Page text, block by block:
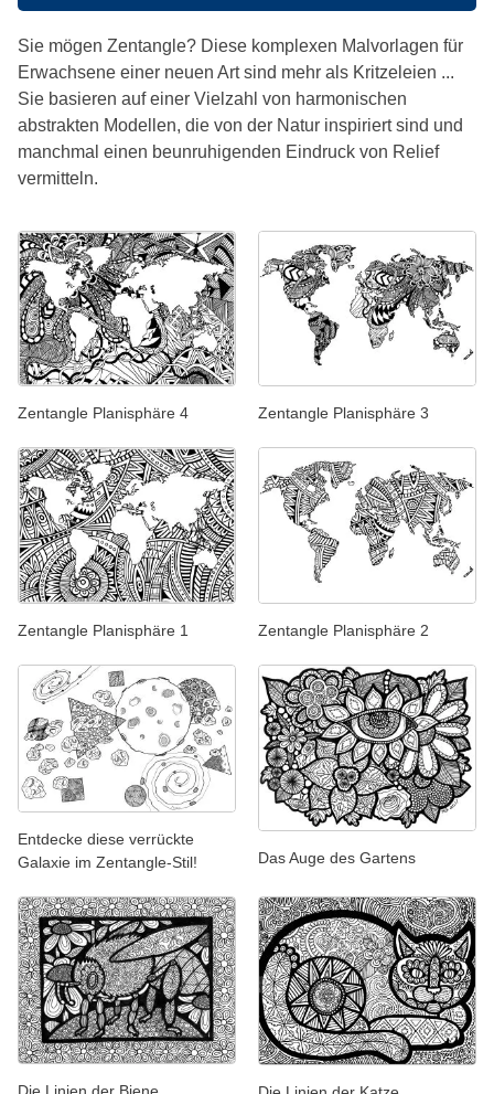
Sie mögen Zentangle? Diese komplexen Malvorlagen für
Erwachsene einer neuen Art sind mehr als Kritzeleien ...
Sie basieren auf einer Vielzahl von harmonischen
abstrakten Modellen, die von der Natur inspiriert sind und
manchmal einen beunruhigenden Eindruck von Relief
vermitteln.
Zentangle Planisphäre 4 Zentangle Planisphäre 3
Zentangle Planisphäre 1 Zentangle Planisphäre 2
Entdecke diese verrückte
Galaxie im Zentangle-Stil!
Das Auge des Gartens